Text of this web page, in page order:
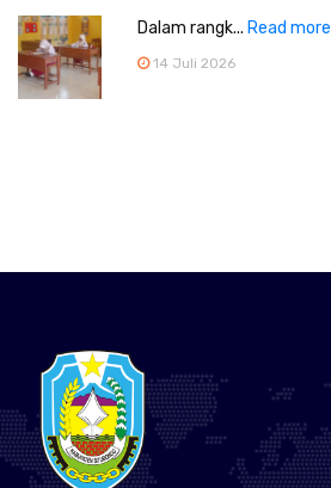
Dalam rangk... Read more
14 Juli 2026